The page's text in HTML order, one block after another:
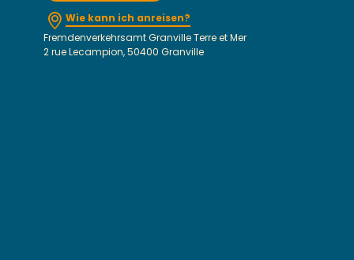
Wie kann ich anreisen?
Fremdenverkehrsamt Granville Terre et Mer
2 rue Lecampion, 50400 Granville